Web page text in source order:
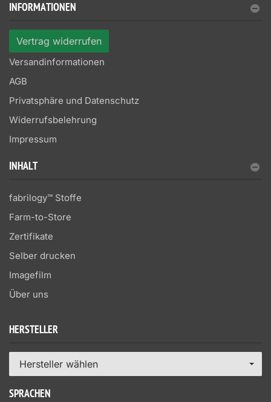
INFORMATIONEN
Vertrag widerrufen
Versandinformationen
AGB
Privatsphäre und Datenschutz
Widerrufsbelehrung
Impressum
INHALT
fabrilogy™ Stoffe
Farm-to-Store
Zertifikate
Selber drucken
Imagefilm
Über uns
HERSTELLER
Hersteller wählen
SPRACHEN